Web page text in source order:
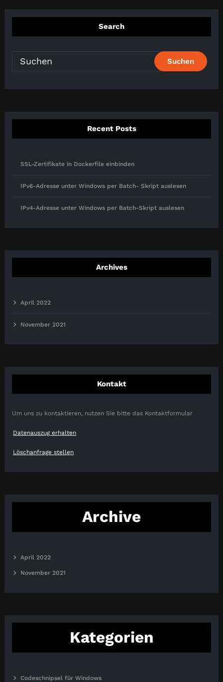
Search
Recent Posts
SSL-Zertifikate in Dockerfile einbinden
IPv6-Adresse unter Windows per Batch- Skript auslesen
IPv4-Adresse unter Windows per Batch-Skript auslesen
Archives
April 2022
November 2021
Kontakt
Um uns zu kontaktieren, nutzen Sie bitte das Kontaktformular
Datenauszug erhalten
Löschanfrage stellen
Archive
April 2022
November 2021
Kategorien
Codeschnipsel für Windows